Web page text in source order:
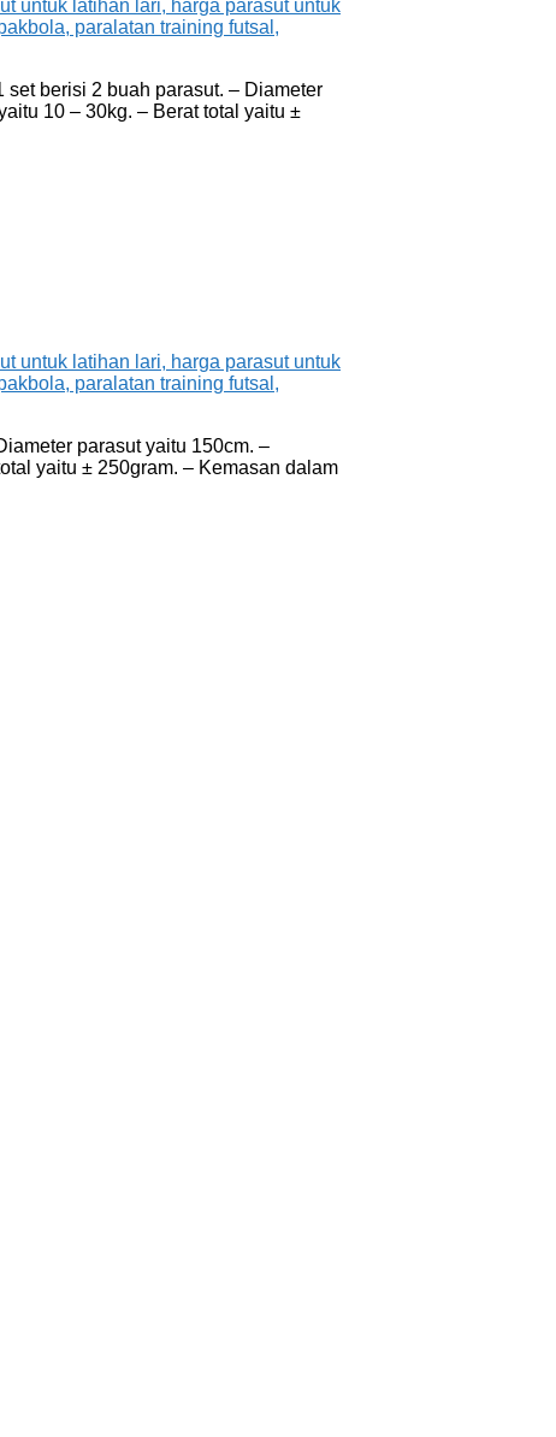
berisi 2 buah parasut. – Diameter
10 – 30kg. – Berat total yaitu ±
parasut yaitu 150cm. –
yaitu ± 250gram. – Kemasan dalam